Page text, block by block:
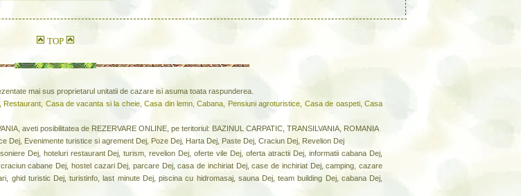
TOP
mai sus proprietarul unitatii de cazare isi asuma toata raspunderea.
Restaurant, Casa de vacanta si la cheie, Casa din lemn, Cabana, Pensiuni agroturistice, Casa de oaspeti, Casa
aveti posibilitatea de REZERVARE ONLINE, pe teritoriul: BAZINUL CARPATIC, TRANSILVANIA, ROMANIA
Dej, Evenimente turistice si agrement Dej, Poze Dej, Harta Dej, Paste Dej, Craciun Dej, Revelion Dej
Dej, hoteluri restaurant Dej, turism, revelion Dej, oferte vile Dej, oferta atractii Dej, informatii cabana Dej,
cabane Dej, hostel cazari Dej, parcare Dej, casa de inchiriat Dej, case de inchiriat Dej, camping, cazare
ghid turistic Dej, turistinfo, last minute Dej, piscina cu hidromasaj, sauna Dej, team building Dej, cabana Dej,